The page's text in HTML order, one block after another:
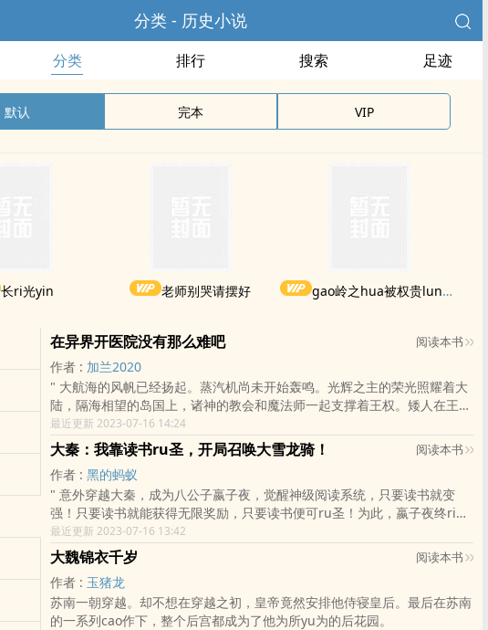
分类 - 历史小说
分类 排行 搜索 足迹
默认 完本 VIP
长ri光yin 老师别哭请摆好 gao岭之hua被权贵lun了后
在异界开医院没有那么难吧 阅读本书
作者 : 加兰2020
" 大航海的风帆已经扬起。蒸汽机尚未开始轰鸣。光辉之主的荣光照耀着大
陆，隔海相望的岛国上，诸神的教会和魔法师一起支撑着王权。矮人在王国
的城市里自由行走，狼人、xi血鬼、jing灵、龙族……他们的传说从未淡
去。而加班猝死的急诊科医生吴洲，就在这样一个时代，穿越到了一个城卫
兵少年的shen上。队友：不好啦！队长受重伤啦，chang子都漏出来啦！
吴洲：扶我起来，我还能feng！吴洲：关腹。队友：……啥？吴洲：……来
个治疗微伤，对，就往我feng上的地方an，让它长上……不对先an我feng
的这层，肌rou层等等再治……吴洲：拆线。队友：……啥？吴洲：糟糕了，
治疗术太快，feng线长在伤kou里啦！！！当现代医学遇上魔法和神术，会
在这个异界，激dang出怎样的灿烂火花？吴洲：其实，我真的只是想开个
医院……"
最近更新 2023-07-16 14:24
大秦：我靠读书ru圣，开局召唤大雪龙骑！ 阅读本书
作者 : 黑的蚂蚁
" 意外穿越大秦，成为八公子嬴子夜，觉醒神级阅读系统，只要读书就变
强！只要读书就能获得无限奖励，只要读书便可ru圣！为此，嬴子夜终ri闭
关读书，兢兢业业，不招灾，不惹祸。终有一ri！始皇重危，意yu东巡求长
生。墨家蠢蠢yu动。六国余孽准备造反。赵高意yu篡改遗诏。……嬴子夜知
dao，这时候不能继续藏了！再藏大秦不复、自己也将被胡亥杀死！“扮猪吃
虎十余年，今ri本公子不藏了！”“今ri，本公子以读书ru圣！一剑斩天！”“传
令，三千大雪龙骑军出动！”“传令，铁浮屠出动！”“……”"
最近更新 2023-07-16 13:42
大魏锦衣千岁 阅读本书
作者 : 玉猪龙
苏南一朝穿越。却不想在穿越之初，皇帝竟然安排他侍寝皇后。最后在苏南
的一系列cao作下，整个后宫都成为了他为所yu为的后花园。